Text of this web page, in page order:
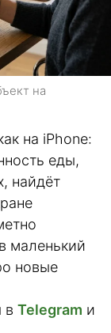
на
на iPhone:
еды,
найдёт
маленький
новые
в Telegram и